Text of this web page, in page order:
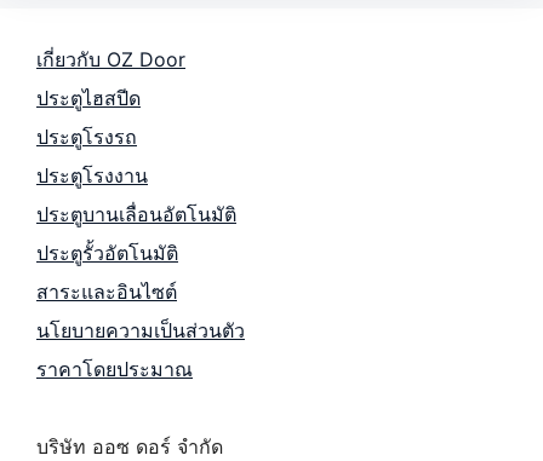
เกี่ยวกับ OZ Door
ประตูไฮสปีด
ประตูโรงรถ
ประตูโรงงาน
ประตูบานเลื่อนอัตโนมัติ
ประตูรั้วอัตโนมัติ
สาระและอินไซต์
นโยบายความเป็นส่วนตัว
ราคาโดยประมาณ
บริษัท ออซ ดอร์ จำกัด